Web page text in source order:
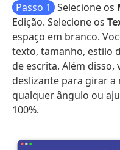
Passo 1 Selecione os
Edição. Selecione os
espaço em branco.
texto, tamanho, estilo
de escrita. Além
deslizante para girar
qualquer ângulo ou
100%.